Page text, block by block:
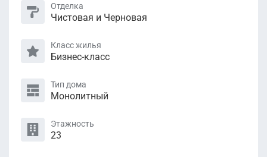
Отделка
Чистовая и Черновая
Класс жилья
Бизнес-класс
Тип дома
Монолитный
Этажность
23